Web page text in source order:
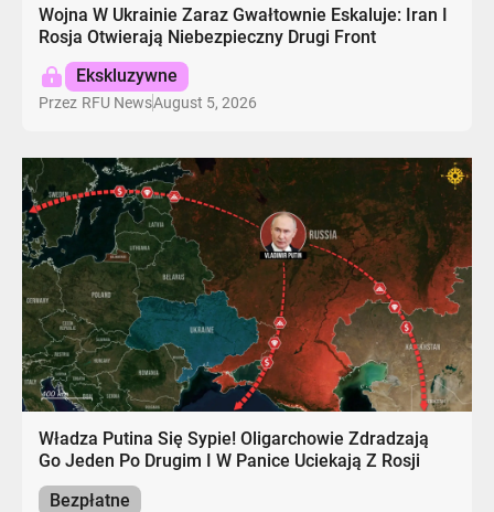
Wojna W Ukrainie Zaraz Gwałtownie Eskaluje: Iran I
Rosja Otwierają Niebezpieczny Drugi Front
Ekskluzywne
Przez RFU NewsAugust 5, 2026
Władza Putina Się Sypie! Oligarchowie Zdradzają
Go Jeden Po Drugim I W Panice Uciekają Z Rosji
Bezpłatne